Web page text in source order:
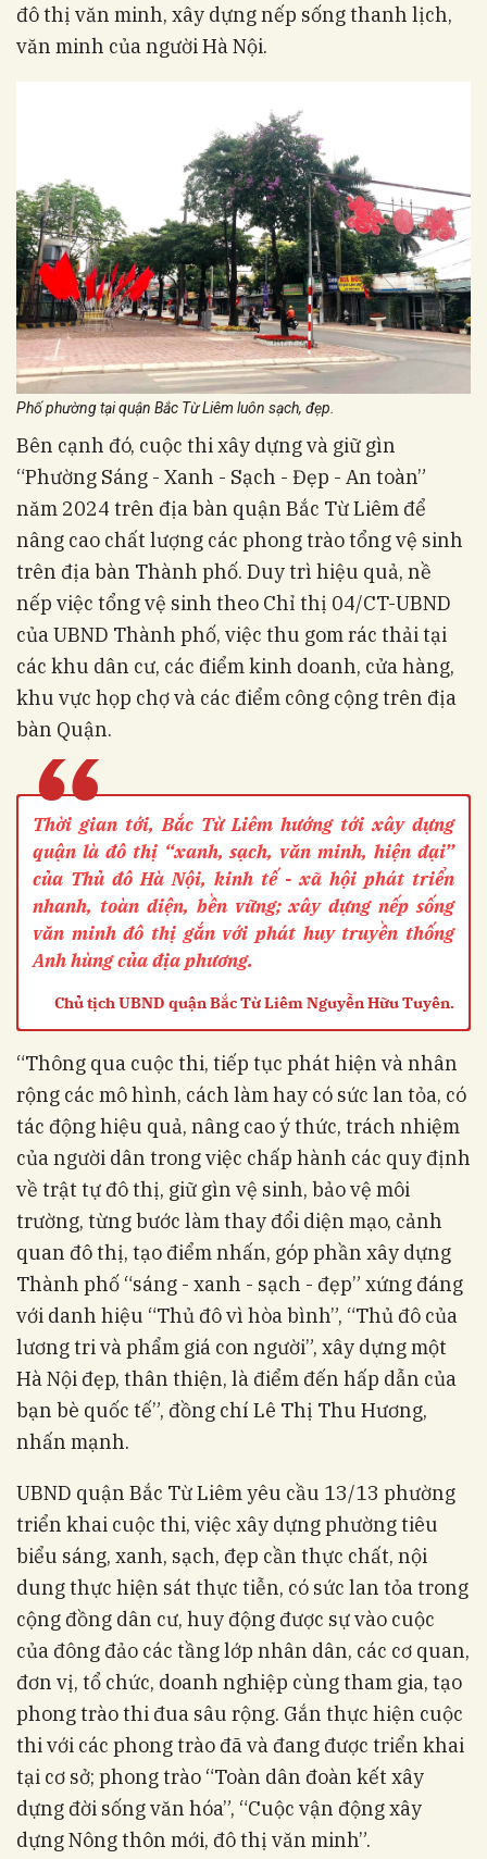
đô thị văn minh, xây dựng nếp sống thanh lịch,
văn minh của người Hà Nội.
Phố phường tại quận Bắc Từ Liêm luôn sạch, đẹp.
Bên cạnh đó, cuộc thi xây dựng và giữ gìn
“Phường Sáng - Xanh - Sạch - Đẹp - An toàn”
năm 2024 trên địa bàn quận Bắc Từ Liêm để
nâng cao chất lượng các phong trào tổng vệ sinh
trên địa bàn Thành phố. Duy trì hiệu quả, nề
nếp việc tổng vệ sinh theo Chỉ thị 04/CT-UBND
của UBND Thành phố, việc thu gom rác thải tại
các khu dân cư, các điểm kinh doanh, cửa hàng,
khu vực họp chợ và các điểm công cộng trên địa
bàn Quận.
“
Thời gian tới, Bắc Từ Liêm hướng tới xây dựng
quận là đô thị “xanh, sạch, văn minh, hiện đại”
của Thủ đô Hà Nội, kinh tế - xã hội phát triển
nhanh, toàn diện, bền vững; xây dựng nếp sống
văn minh đô thị gắn với phát huy truyền thống
Anh hùng của địa phương.
Chủ tịch UBND quận Bắc Từ Liêm Nguyễn Hữu Tuyên.
“Thông qua cuộc thi, tiếp tục phát hiện và nhân
rộng các mô hình, cách làm hay có sức lan tỏa, có
tác động hiệu quả, nâng cao ý thức, trách nhiệm
của người dân trong việc chấp hành các quy định
về trật tự đô thị, giữ gìn vệ sinh, bảo vệ môi
trường, từng bước làm thay đổi diện mạo, cảnh
quan đô thị, tạo điểm nhấn, góp phần xây dựng
Thành phố “sáng - xanh - sạch - đẹp” xứng đáng
với danh hiệu “Thủ đô vì hòa bình”, “Thủ đô của
lương tri và phẩm giá con người”, xây dựng một
Hà Nội đẹp, thân thiện, là điểm đến hấp dẫn của
bạn bè quốc tế”, đồng chí Lê Thị Thu Hương,
nhấn mạnh.
UBND quận Bắc Từ Liêm yêu cầu 13/13 phường
triển khai cuộc thi, việc xây dựng phường tiêu
biểu sáng, xanh, sạch, đẹp cần thực chất, nội
dung thực hiện sát thực tiễn, có sức lan tỏa trong
cộng đồng dân cư, huy động được sự vào cuộc
của đông đảo các tầng lớp nhân dân, các cơ quan,
đơn vị, tổ chức, doanh nghiệp cùng tham gia, tạo
phong trào thi đua sâu rộng. Gắn thực hiện cuộc
thi với các phong trào đã và đang được triển khai
tại cơ sở; phong trào “Toàn dân đoàn kết xây
dựng đời sống văn hóa”, “Cuộc vận động xây
dựng Nông thôn mới, đô thị văn minh”.